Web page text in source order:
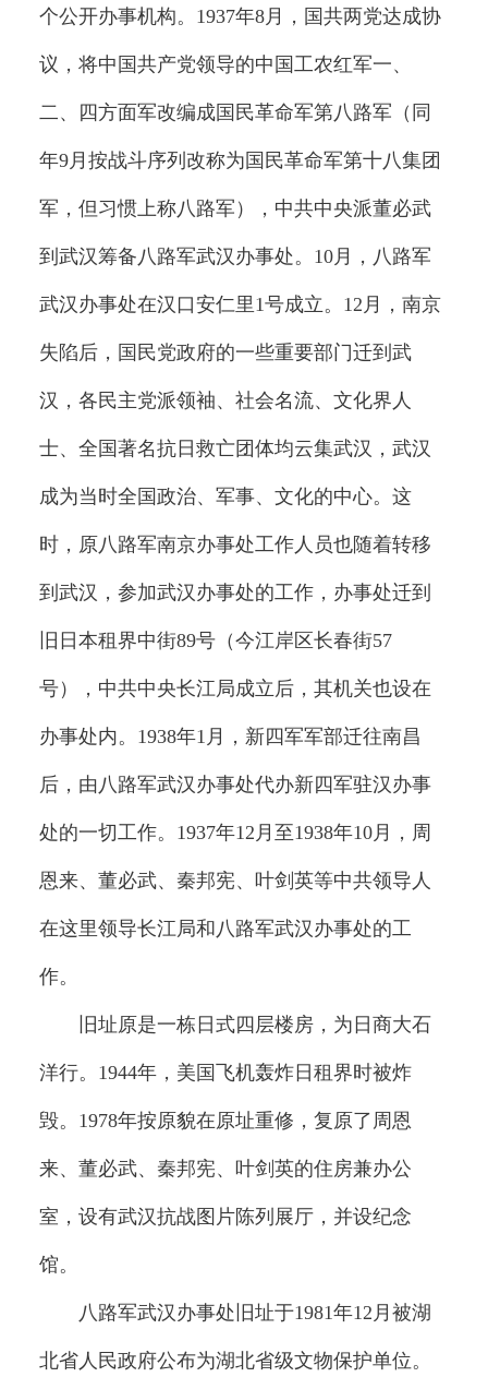
个公开办事机构。1937年8月，国共两党达成协
议，将中国共产党领导的中国工农红军一、
二、四方面军改编成国民革命军第八路军（同
年9月按战斗序列改称为国民革命军第十八集团
军，但习惯上称八路军），中共中央派董必武
到武汉筹备八路军武汉办事处。10月，八路军
武汉办事处在汉口安仁里1号成立。12月，南京
失陷后，国民党政府的一些重要部门迁到武
汉，各民主党派领袖、社会名流、文化界人
士、全国著名抗日救亡团体均云集武汉，武汉
成为当时全国政治、军事、文化的中心。这
时，原八路军南京办事处工作人员也随着转移
到武汉，参加武汉办事处的工作，办事处迁到
旧日本租界中街89号（今江岸区长春街57
号），中共中央长江局成立后，其机关也设在
办事处内。1938年1月，新四军军部迁往南昌
后，由八路军武汉办事处代办新四军驻汉办事
处的一切工作。1937年12月至1938年10月，周
恩来、董必武、秦邦宪、叶剑英等中共领导人
在这里领导长江局和八路军武汉办事处的工
作。
旧址原是一栋日式四层楼房，为日商大石
洋行。1944年，美国飞机轰炸日租界时被炸
毁。1978年按原貌在原址重修，复原了周恩
来、董必武、秦邦宪、叶剑英的住房兼办公
室，设有武汉抗战图片陈列展厅，并设纪念
馆。
八路军武汉办事处旧址于1981年12月被湖
北省人民政府公布为湖北省级文物保护单位。